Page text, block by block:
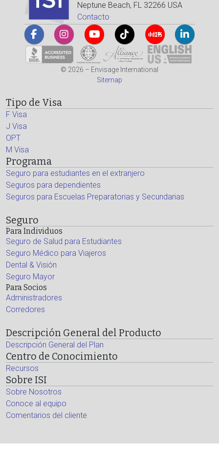
Neptune Beach, FL 32266 USA
Contacto
© 2026 – Envisage International
Sitemap
Tipo de Visa
F Visa
J Visa
OPT
M Visa
Programa
Seguro para estudiantes en el extranjero
Seguros para dependientes
Seguros para Escuelas Preparatorias y Secundarias
Seguro
Para Individuos
Seguro de Salud para Estudiantes
Seguro Médico para Viajeros
Dental & Visión
Seguro Mayor
Para Socios
Administradores
Corredores
Descripción General del Producto
Descripción General del Plan
Centro de Conocimiento
Recursos
Sobre ISI
Sobre Nosotros
Conoce al equipo
Comentarios del cliente